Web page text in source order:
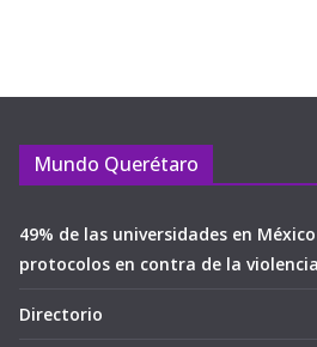
Mundo Querétaro
49% de las universidades en
protocolos en contra de la violencia
Directorio